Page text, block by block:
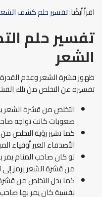
اقرأ أيضًا:تفسير حلم كشف
تفسير حلم
الشعر
ظهور قشرة الشعر وعدم
تفسيره عن التخلص من تلك
التخلص من قشرة
صعوبات كانت تواجه
كما تشير رؤية التخلص
الأصدقاء الغير أوفياء
لو كان صاحب المنام
من قشرة الشعر يرمز
كما يدل التخلص من
نفسية كان يمر بها صاحب